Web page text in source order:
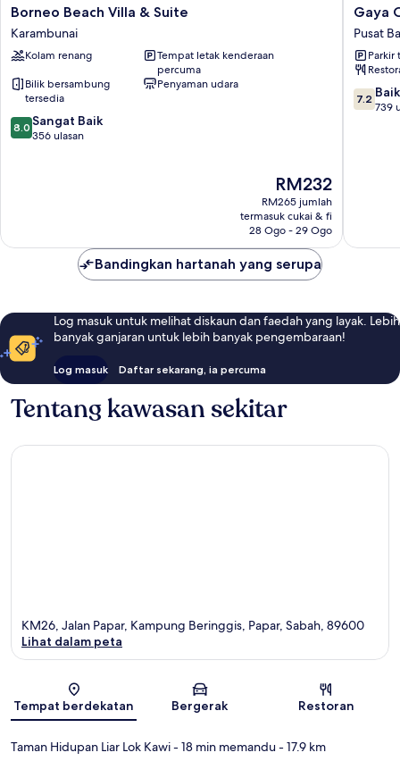
Borneo
Beach
Villa
&
Suite
Karambunai
Borneo Beach Villa & Suite
Karambunai
Kolam renang
Tempat letak kenderaan
percuma
Bilik bersambung
tersedia
Penyaman udara
8.0
daripada
8.0 Sangat Baik
356 ulasan
Harga
ialah
RM232
RM232
RM265 jumlah
termasuk cukai & fi
28 Ogo - 29 Ogo
Gaya
Centre
Hotel
Pusat
Bandar
Kota
Kinabalu
Gaya
Pusat
Parkir
7.2
7.2 Baik
739
Bandingkan hartanah yang serupa
Log masuk untuk melihat diskaun dan faedah yang layak. Lebih
banyak ganjaran untuk lebih banyak pengembaraan!
Log masuk Daftar sekarang, ia percuma
Tentang kawasan sekitar
Peta
KM26, Jalan Papar, Kampung Beringgis, Papar, Sabah, 89600
Lihat dalam peta
Tempat berdekatan Bergerak Restoran
Taman Hidupan Liar Lok Kawi- 18 min memandu- 17.9 km